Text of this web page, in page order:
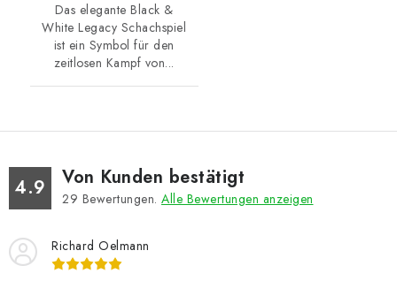
Das elegante Black &
White Legacy Schachspiel
ist ein Symbol für den
zeitlosen Kampf von...
4.9 Von Kunden bestätigt
29 Bewertungen. Alle Bewertungen anzeigen
Richard Oelmann